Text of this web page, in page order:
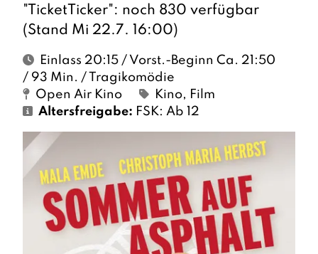
"TicketTicker": noch 830 verfügbar
(Stand Mi 22.7. 16:00)
Einlass 20:15 / Vorst.-Beginn Ca. 21:50
/ 93 Min. / Tragikomödie
Open Air Kino
Kino, Film
Altersfreigabe: FSK: Ab 12